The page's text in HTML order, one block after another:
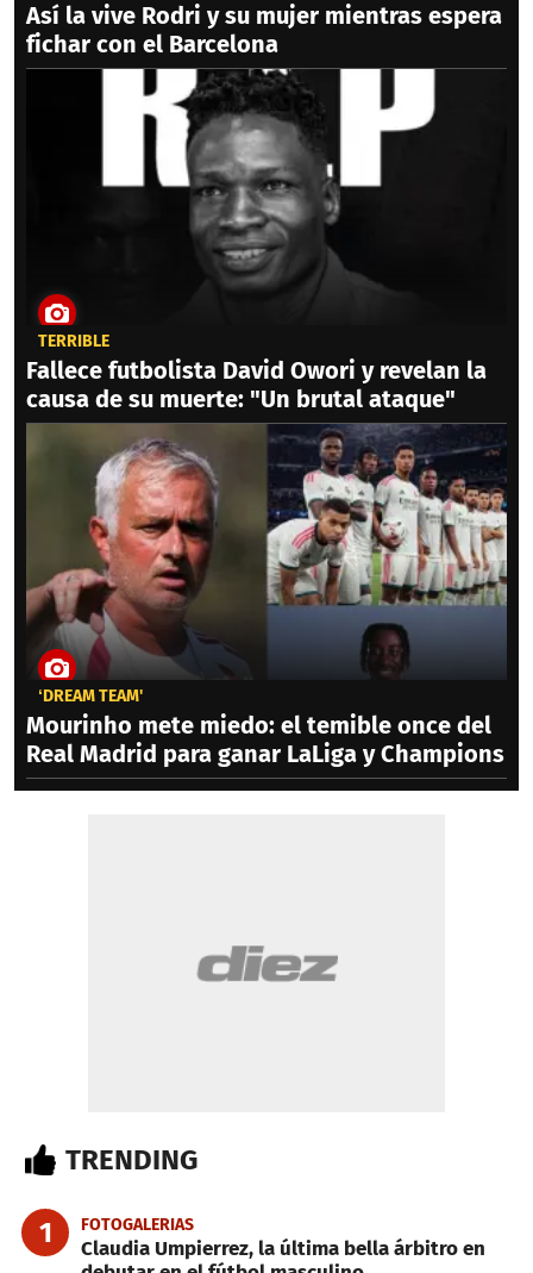
Así la vive Rodri y su mujer mientras espera
fichar con el Barcelona
TERRIBLE
Fallece futbolista David Owori y revelan la
causa de su muerte: "Un brutal ataque"
‘DREAM TEAM'
Mourinho mete miedo: el temible once del
Real Madrid para ganar LaLiga y Champions
TRENDING
1 FOTOGALERIAS
Claudia Umpierrez, la última bella árbitro en